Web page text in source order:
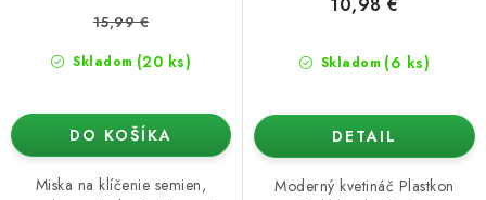
Skladom (20 ks)
15,99 €
DO KOŠÍKA
Miska na klíčenie semien,
Skladom (6 ks)
10,98 €
DETAIL
Moderný kvetináč Plastkon